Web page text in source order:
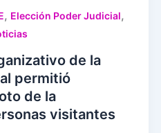
, Elección Poder Judicial,
de la
permitió
de la
visitantes